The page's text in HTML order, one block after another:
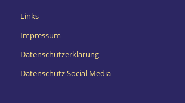
Links
Impressum
Datenschutzerklärung
Datenschutz Social Media